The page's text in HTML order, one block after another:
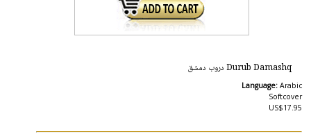
Durub Damashq دروب دمشق
Language: Arabic
Softcover
US$17.95